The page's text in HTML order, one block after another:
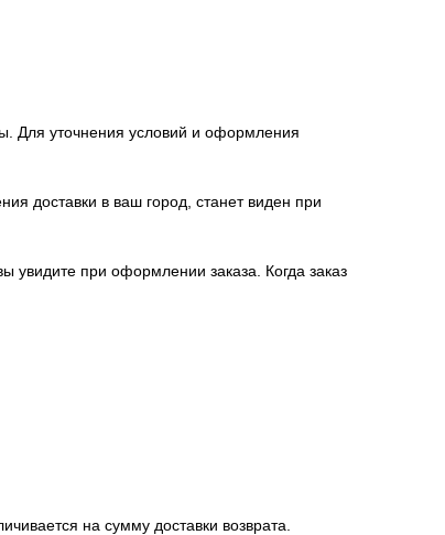
Для уточнения условий и оформления
доставки в ваш город, станет виден при
увидите при оформлении заказа. Когда заказ
на сумму доставки возврата.